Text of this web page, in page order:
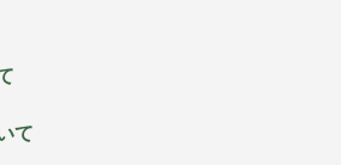
て